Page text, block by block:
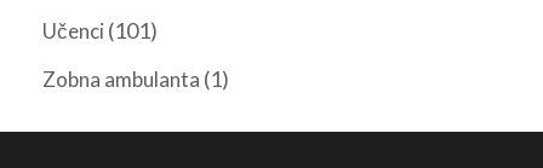
Učenci (101)
Zobna ambulanta (1)